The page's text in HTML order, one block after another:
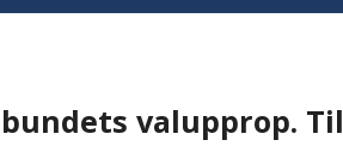
valupprop.